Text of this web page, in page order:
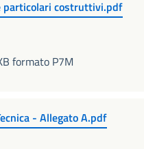
particolari costruttivi.pdf
formato P7M
- Allegato A.pdf